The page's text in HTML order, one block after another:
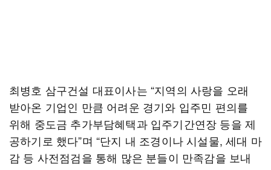
최병호 삼구건설 대표이사는 “지역의 사랑을 오래
받아온 기업인 만큼 어려운 경기와 입주민 편의를
위해 중도금 추가부담혜택과 입주기간연장 등을 제
공하기로 했다”며 “단지 내 조경이나 시설물, 세대 마
감 등 사전점검을 통해 많은 분들이 만족감을 보내